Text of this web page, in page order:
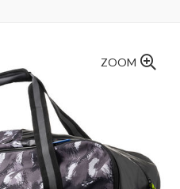
ZOOM